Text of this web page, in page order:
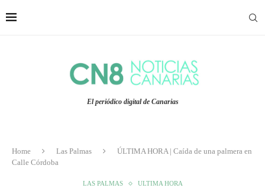
El periódico digital de Canarias
Home Las Palmas
ÚLTIMA HORA | Caída de una palmera en
Calle Córdoba
LAS PALMAS ULTIMA HORA